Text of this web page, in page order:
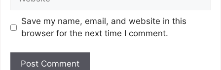
Save my name, email, and website in this
browser for the next time I comment.